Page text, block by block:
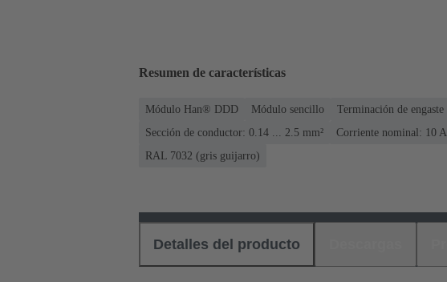
Resumen de características
Módulo Han® DDD Módulo sencillo Terminación de engaste
Sección de conductor: 0.14 ... 2.5 mm²
Corriente nominal: ‌10 A
RAL 7032 (gris guijarro)
Detalles del producto